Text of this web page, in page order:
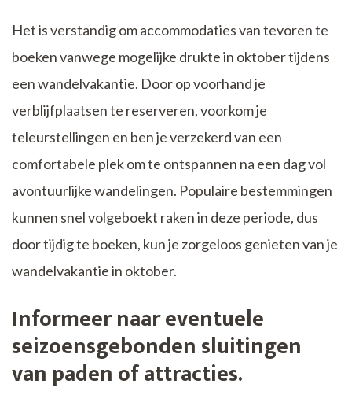
Het is verstandig om accommodaties van tevoren te
boeken vanwege mogelijke drukte in oktober tijdens
een wandelvakantie. Door op voorhand je
verblijfplaatsen te reserveren, voorkom je
teleurstellingen en ben je verzekerd van een
comfortabele plek om te ontspannen na een dag vol
avontuurlijke wandelingen. Populaire bestemmingen
kunnen snel volgeboekt raken in deze periode, dus
door tijdig te boeken, kun je zorgeloos genieten van je
wandelvakantie in oktober.
Informeer naar eventuele
seizoensgebonden sluitingen
van paden of attracties.